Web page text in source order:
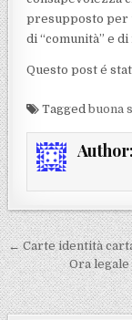
presupposto per
di “comunità” e
Questo post é
Taggedbuona
Author:
← Carte identità
Ora